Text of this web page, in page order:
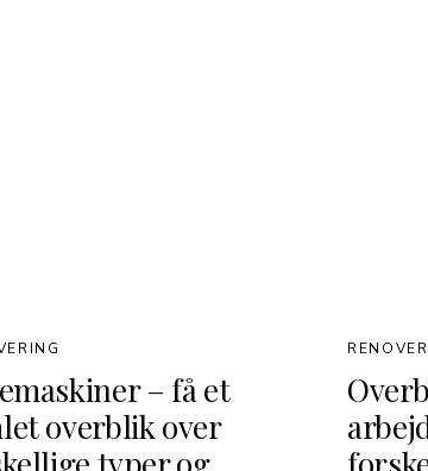
– få et
overblik over